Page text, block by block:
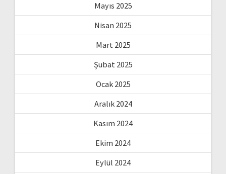
Mayıs 2025
Nisan 2025
Mart 2025
Şubat 2025
Ocak 2025
Aralık 2024
Kasım 2024
Ekim 2024
Eylül 2024